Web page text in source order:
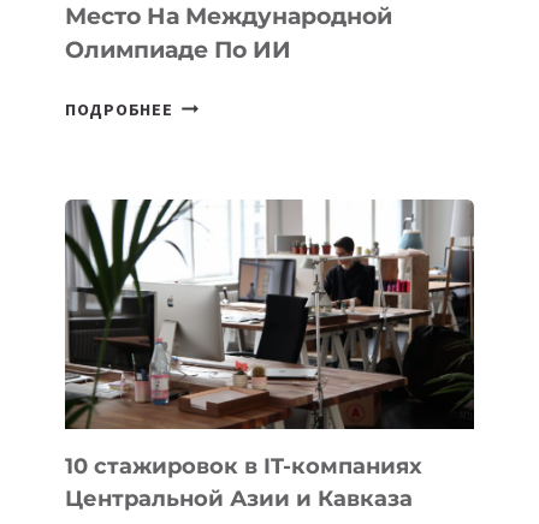
Место На Международной
Олимпиаде По ИИ
ПОДРОБНЕЕ КАЗАХСТАНСКИЙ
ЗАНЯЛ
ВТОРОЕ
МЕСТО
НА
МЕЖДУНАРОДНОЙ
ОЛИМПИАДЕ
ПО
ИИ
10 стажировок в IT-компаниях
Центральной Азии и Кавказа